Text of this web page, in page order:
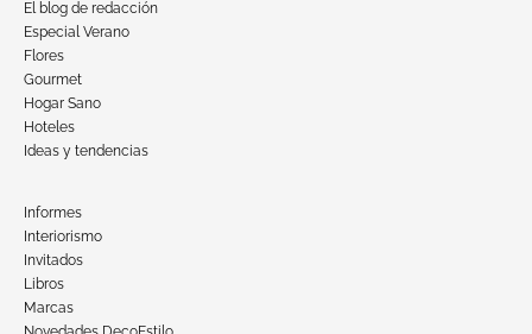
El blog de redacción
Especial Verano
Flores
Gourmet
Hogar Sano
Hoteles
Ideas y tendencias
Informes
Interiorismo
Invitados
Libros
Marcas